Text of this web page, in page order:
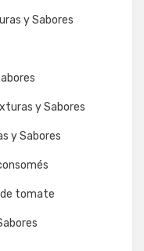
y Sabores
y Sabores
y Sabores
tomate